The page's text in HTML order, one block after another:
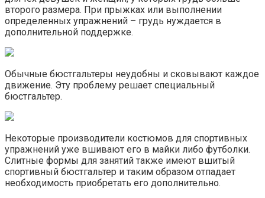
второго размера. При прыжках или выполнении
определенных упражнений – грудь нуждается в
дополнительной поддержке.
Обычные бюстгальтеры неудобны и сковывают каждое
движение. Эту проблему решает специальный
бюстгальтер.
Некоторые производители костюмов для спортивных
упражнений уже вшивают его в майки либо футболки.
Слитные формы для занятий также имеют вшитый
спортивный бюстгальтер и таким образом отпадает
необходимость приобретать его дополнительно.